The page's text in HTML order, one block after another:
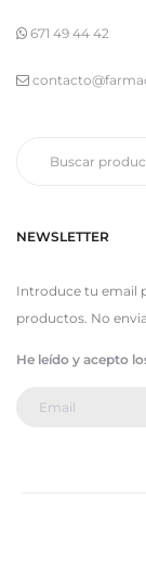
671 49 44 42
NEWSLETTER
Introduce tu email
productos. No
He leído y acepto